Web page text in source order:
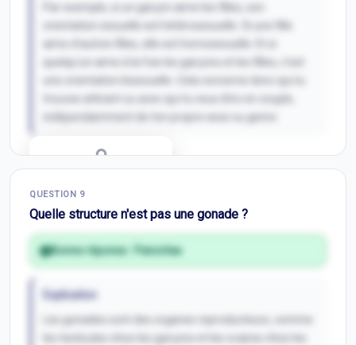
Par exemple, si un garçon aime les filles, son
quelqu'un aime à la fois les garçons et les filles, c'est
une orientation bisexuelle. Cela concerne donc qui tu
trouves attirant ou avec qui tu veux être en couple,
indépendamment de ton propre sexe ou genre.
QUESTION 9
Quelle structure n'est pas une gonade ?
Bonne réponse : Pancréas
Explication
Les gonades sont des organes reproducteurs, comme
les testicules chez les garçons et les ovaires chez les